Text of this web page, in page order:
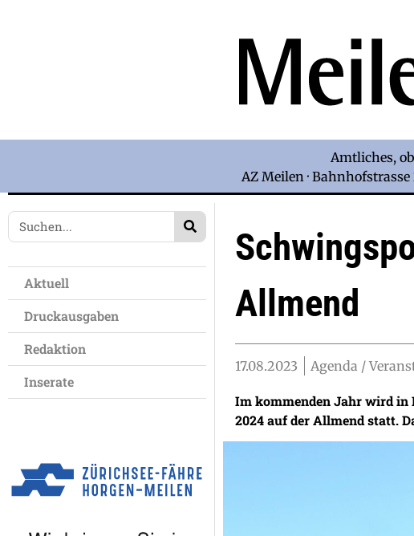
Amtliches,
AZ Meilen ·
Aktuell
Druckausgaben
Redaktion
Inserate
Allmend
17.08.2023 Agenda /
Im kommenden Jahr wird in
2024 auf der Allmend statt.